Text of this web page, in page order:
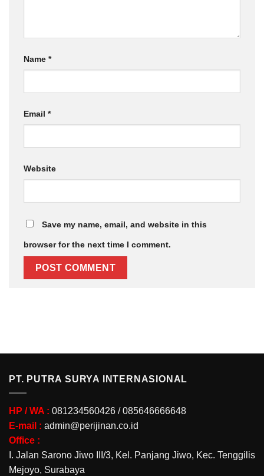
Name *
Email *
Website
Save my name, email, and website in this
browser for the next time I comment.
PT. PUTRA SURYA INTERNASIONAL
HP / WA : 081234560426 / 085646666648
E-mail : admin@perijinan.co.id
Office :
I. Jalan Sarono Jiwo III/3, Kel. Panjang Jiwo, Kec. Tenggilis
Mejoyo, Surabaya